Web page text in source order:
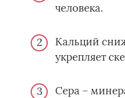
человека.
Кальций
укрепляет
Сера –